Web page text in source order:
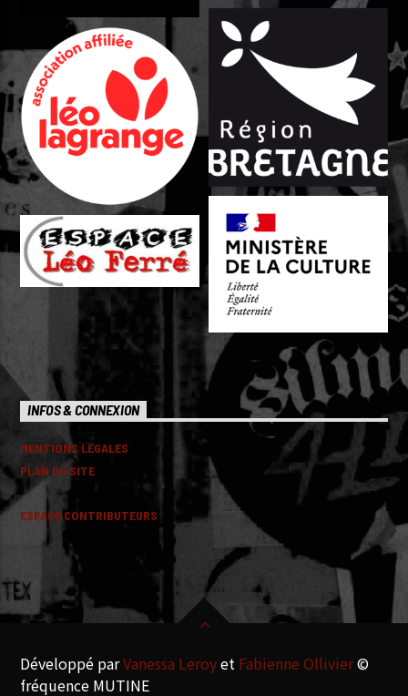
INFOS & CONNEXION
MENTIONS LEGALES
PLAN DU SITE
ESPACE CONTRIBUTEURS
Développé parVanessa Leroyet Fabienne Ollivier©
fréquence MUTINE